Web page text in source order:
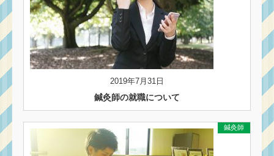
2019年7月31日
鍼灸師の就職について
鍼灸師